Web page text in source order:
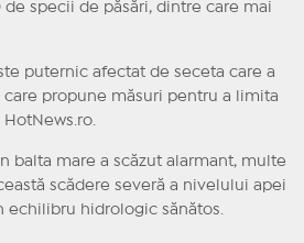
specii de păsări, dintre care mai
puternic afectat de seceta care a
propune măsuri pentru a limita
balta mare a scăzut alarmant, multe
scădere severă a nivelului apei
hidrologic sănătos.